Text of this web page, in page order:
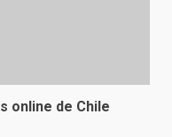
online de Chile